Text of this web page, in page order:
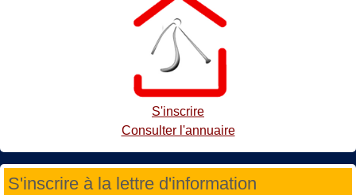
S'inscrire
Consulter l'annuaire
S'inscrire à la lettre d'information